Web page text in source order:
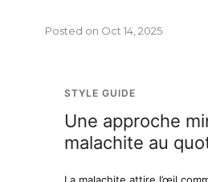
Posted on Oct 14, 2025
STYLE GUIDE
Une approche
malachite au